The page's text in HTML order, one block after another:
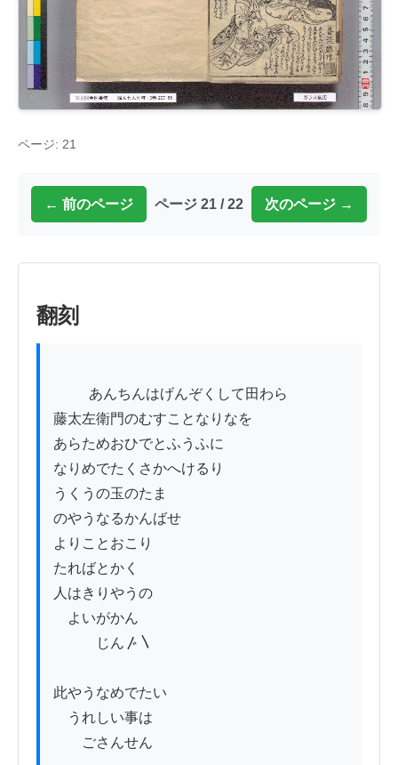
ページ: 21
← 前のページ ページ 21 / 22 次のページ →
翻刻
藤太左衛門のむすことなりなを
あらためおひでとふうふに
なりめでたくさかへけるり
うくうの玉のたま
のやうなるかんばせ
よりことおこり
たればとかく
人はきりやうの
よいがかん
じん〴〵
此やうなめでたい
うれしい事は
ごさんせん